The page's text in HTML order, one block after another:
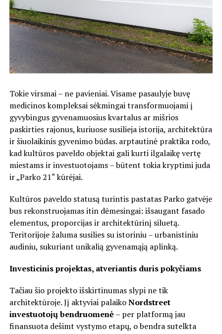
Tokie virsmai – ne pavieniai. Visame pasaulyje buvę
medicinos kompleksai sėkmingai transformuojami į
gyvybingus gyvenamuosius kvartalus ar mišrios
paskirties rajonus, kuriuose susilieja istorija, architektūra
ir šiuolaikinis gyvenimo būdas. arptautinė praktika rodo,
kad kultūros paveldo objektai gali kurti ilgalaikę vertę
miestams ir investuotojams – būtent tokia kryptimi juda
ir „Parko 21“ kūrėjai.
Kultūros paveldo statusą turintis pastatas Parko gatvėje
bus rekonstruojamas itin dėmesingai: išsaugant fasado
elementus, proporcijas ir architektūrinį siluetą.
Teritorijoje žaluma susilies su istoriniu – urbanistiniu
audiniu, sukuriant unikalią gyvenamąją aplinką.
Investicinis projektas, atveriantis duris pokyčiams
Tačiau šio projekto išskirtinumas slypi ne tik
architektūroje. Jį aktyviai palaikoNordstreet
investuotojų bendruomenė – per platformą jau
finansuota dešimt vystymo etapų, o bendra sutelkta